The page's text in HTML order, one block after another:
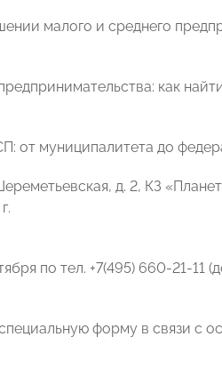
малого и среднего
как
от муниципалитета до
д. 2, КЗ
по тел. +7(495) 660-21-11
форму в связи с